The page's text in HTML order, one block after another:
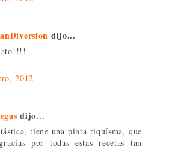
dijo...
2012
dijo...
tiene una pinta riquísma, que
por todas estas recetas tan